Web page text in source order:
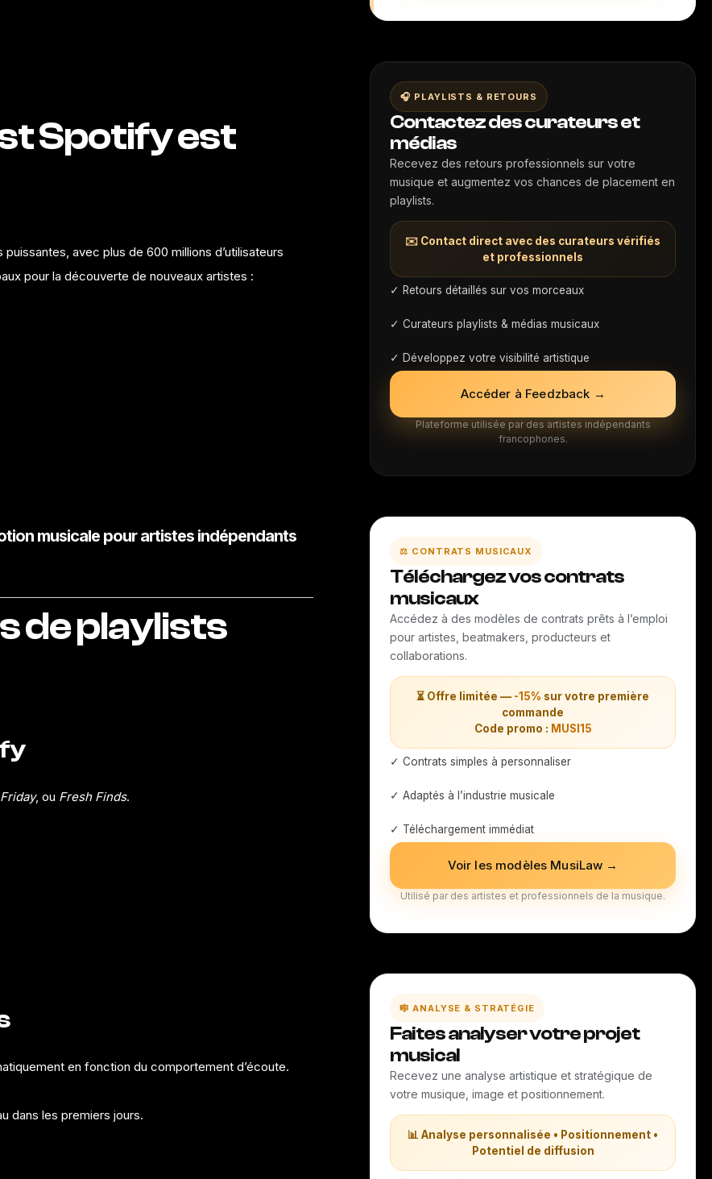
Spotify est
avec plus de 600 millions d’utilisateurs
pour la découverte de nouveaux artistes :
musicale pour artistes indépendants
de playlists
, ou Fresh Finds.
en fonction du comportement d’écoute.
dans les premiers jours.
🎧 PLAYLISTS & RETOURS
Contactez des curateurs et
médias
Recevez des retours professionnels sur votre
musique et augmentez vos chances de placement en
playlists.
✉️ Contact direct avec des curateurs vérifiés
et professionnels
✓ Retours détaillés sur vos morceaux
✓ Curateurs playlists & médias musicaux
✓ Développez votre visibilité artistique
Accéder à Feedzback →
Plateforme utilisée par des artistes indépendants
francophones.
⚖️ CONTRATS MUSICAUX
Téléchargez vos contrats
musicaux
Accédez à des modèles de contrats prêts à l’emploi
pour artistes, beatmakers, producteurs et
collaborations.
⏳ Offre limitée — -15% sur votre première
commande
Code promo : MUSI15
✓ Contrats simples à personnaliser
✓ Adaptés à l’industrie musicale
✓ Téléchargement immédiat
Voir les modèles MusiLaw →
Utilisé par des artistes et professionnels de la musique.
🎼 ANALYSE & STRATÉGIE
Faites analyser votre projet
musical
Recevez une analyse artistique et stratégique de
votre musique, image et positionnement.
📊 Analyse personnalisée • Positionnement •
Potentiel de diffusion